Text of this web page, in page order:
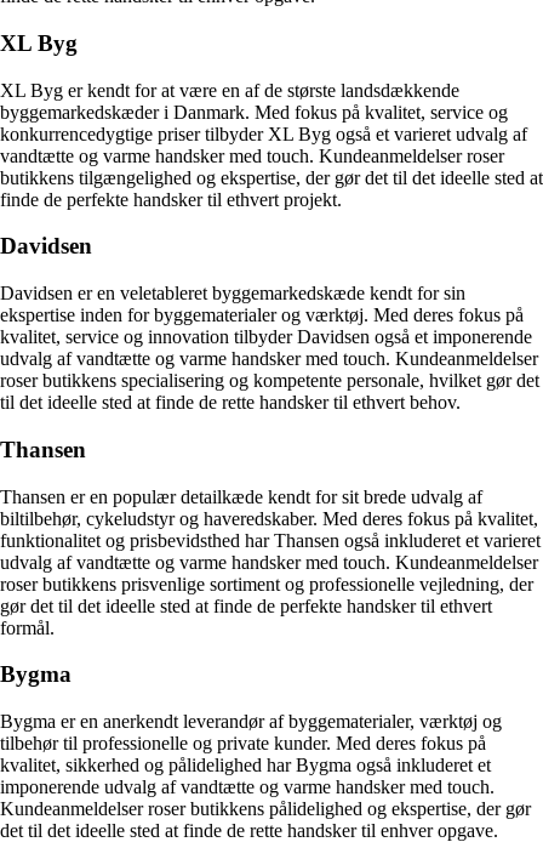
XL Byg
XL Byg er kendt for at være en af de største landsdækkende
byggemarkedskæder i Danmark. Med fokus på kvalitet, service og
konkurrencedygtige priser tilbyder XL Byg også et varieret udvalg af
vandtætte og varme handsker med touch. Kundeanmeldelser roser
butikkens tilgængelighed og ekspertise, der gør det til det ideelle sted at
finde de perfekte handsker til ethvert projekt.
Davidsen
Davidsen er en veletableret byggemarkedskæde kendt for sin
ekspertise inden for byggematerialer og værktøj. Med deres fokus på
kvalitet, service og innovation tilbyder Davidsen også et imponerende
udvalg af vandtætte og varme handsker med touch. Kundeanmeldelser
roser butikkens specialisering og kompetente personale, hvilket gør det
til det ideelle sted at finde de rette handsker til ethvert behov.
Thansen
Thansen er en populær detailkæde kendt for sit brede udvalg af
biltilbehør, cykeludstyr og haveredskaber. Med deres fokus på kvalitet,
funktionalitet og prisbevidsthed har Thansen også inkluderet et varieret
udvalg af vandtætte og varme handsker med touch. Kundeanmeldelser
roser butikkens prisvenlige sortiment og professionelle vejledning, der
gør det til det ideelle sted at finde de perfekte handsker til ethvert
formål.
Bygma
Bygma er en anerkendt leverandør af byggematerialer, værktøj og
tilbehør til professionelle og private kunder. Med deres fokus på
kvalitet, sikkerhed og pålidelighed har Bygma også inkluderet et
imponerende udvalg af vandtætte og varme handsker med touch.
Kundeanmeldelser roser butikkens pålidelighed og ekspertise, der gør
det til det ideelle sted at finde de rette handsker til enhver opgave.